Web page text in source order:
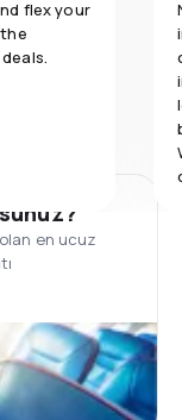
flex your
en ucuz